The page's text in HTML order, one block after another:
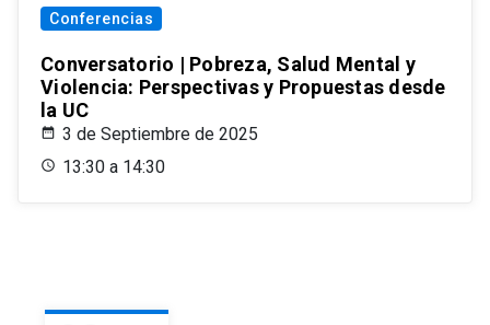
Conferencias
Conversatorio | Pobreza, Salud Mental y
Violencia: Perspectivas y Propuestas desde
la UC
3 de Septiembre de 2025
13:30 a 14:30